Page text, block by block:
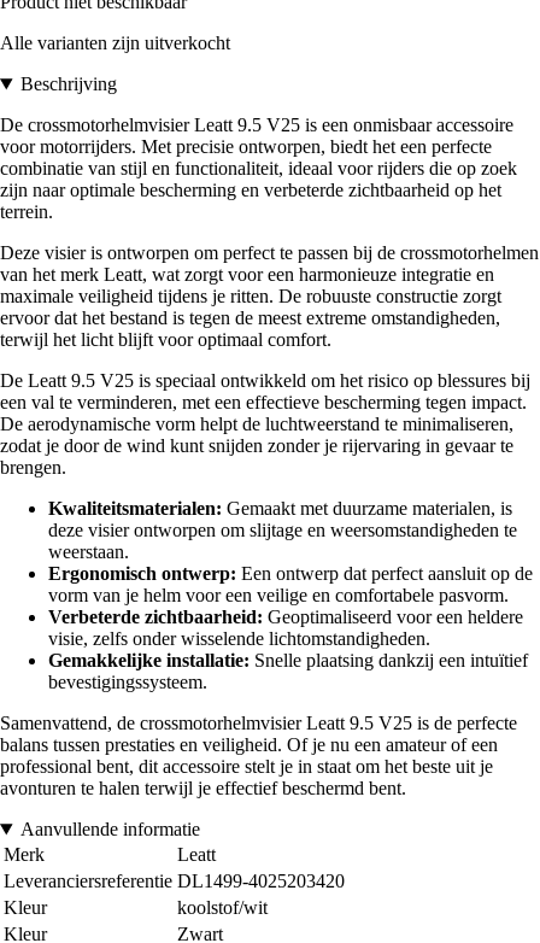
Alle varianten zijn uitverkocht
Beschrijving
De crossmotorhelmvisier Leatt 9.5 V25 is een onmisbaar accessoire
voor motorrijders. Met precisie ontworpen, biedt het een perfecte
combinatie van stijl en functionaliteit, ideaal voor rijders die op zoek
zijn naar optimale bescherming en verbeterde zichtbaarheid op het
terrein.
Deze visier is ontworpen om perfect te passen bij de crossmotorhelmen
van het merk Leatt, wat zorgt voor een harmonieuze integratie en
maximale veiligheid tijdens je ritten. De robuuste constructie zorgt
ervoor dat het bestand is tegen de meest extreme omstandigheden,
terwijl het licht blijft voor optimaal comfort.
De Leatt 9.5 V25 is speciaal ontwikkeld om het risico op blessures bij
een val te verminderen, met een effectieve bescherming tegen impact.
De aerodynamische vorm helpt de luchtweerstand te minimaliseren,
zodat je door de wind kunt snijden zonder je rijervaring in gevaar te
brengen.
Kwaliteitsmaterialen: Gemaakt met duurzame materialen, is
deze visier ontworpen om slijtage en weersomstandigheden te
weerstaan.
Ergonomisch ontwerp: Een ontwerp dat perfect aansluit op de
vorm van je helm voor een veilige en comfortabele pasvorm.
Verbeterde zichtbaarheid: Geoptimaliseerd voor een heldere
visie, zelfs onder wisselende lichtomstandigheden.
Gemakkelijke installatie: Snelle plaatsing dankzij een intuïtief
bevestigingssysteem.
Samenvattend, de crossmotorhelmvisier Leatt 9.5 V25 is de perfecte
balans tussen prestaties en veiligheid. Of je nu een amateur of een
professional bent, dit accessoire stelt je in staat om het beste uit je
avonturen te halen terwijl je effectief beschermd bent.
Aanvullende informatie
Merk
Leatt
Leveranciersreferentie DL1499-4025203420
Kleur
koolstof/wit
Kleur
Zwart